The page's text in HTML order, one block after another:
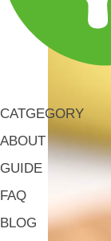
CATGEGORY
ABOUT
GUIDE
FAQ
BLOG